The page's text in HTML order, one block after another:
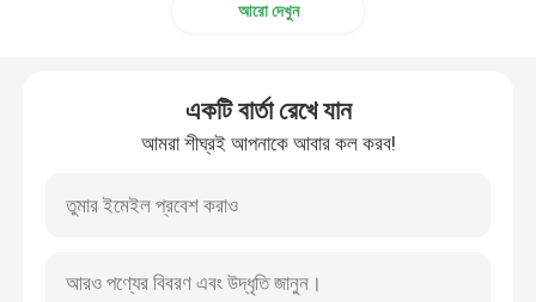
আরো দেখুন
একটি বার্তা রেখে যান
আমরা শীঘ্রই আপনাকে আবার কল করব!